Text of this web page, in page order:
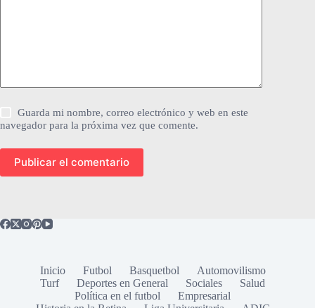
Guarda mi nombre, correo electrónico y web en este
navegador para la próxima vez que comente.
Publicar el comentario
Inicio Futbol Basquetbol
Automovilismo
Turf
Deportes en General Sociales
Salud
Política en el futbol
Empresarial